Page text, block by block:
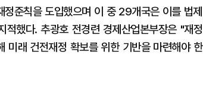
준칙을 도입했으며 이 중 29개국은 이를 법제
했다. 추광호 전경련 경제산업본부장은 "재정
미래 건전재정 확보를 위한 기반을 마련해야 한